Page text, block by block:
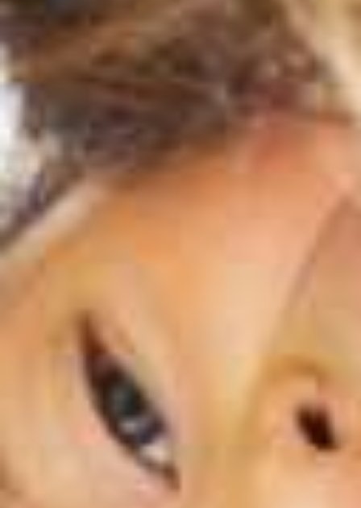
START
Kieferorthopädie für
kleine Patienten, Kids &
Teens
Jetzt Termin vereinbaren